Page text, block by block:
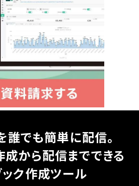
誰でも簡単に配信。
成から配信までできる
ク作成ツール